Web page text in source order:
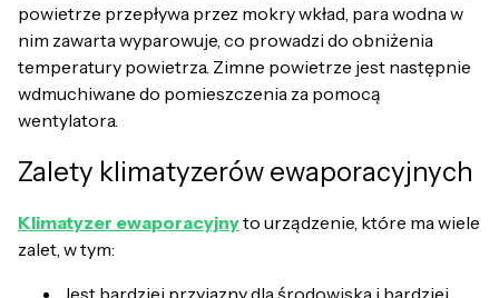
powietrze przepływa przez mokry wkład, para wodna w
nim zawarta wyparowuje, co prowadzi do obniżenia
temperatury powietrza. Zimne powietrze jest następnie
wdmuchiwane do pomieszczenia za pomocą
wentylatora.
Zalety klimatyzerów ewaporacyjnych
Klimatyzer ewaporacyjnyto urządzenie, które ma wiele
zalet, w tym: